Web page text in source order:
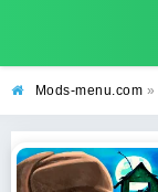
Mods-menu.com »